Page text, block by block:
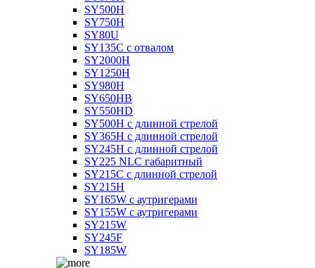
SY500H
SY750H
SY80U
SY135C с отвалом
SY2000H
SY1250H
SY980H
SY650HB
SY550HD
SY500H с длинной стрелой
SY365H с длинной стрелой
SY245H с длинной стрелой
SY225 NLC габаритный
SY215C с длинной стрелой
SY215H
SY165W с аутригерами
SY155W с аутригерами
SY215W
SY245F
SY185W